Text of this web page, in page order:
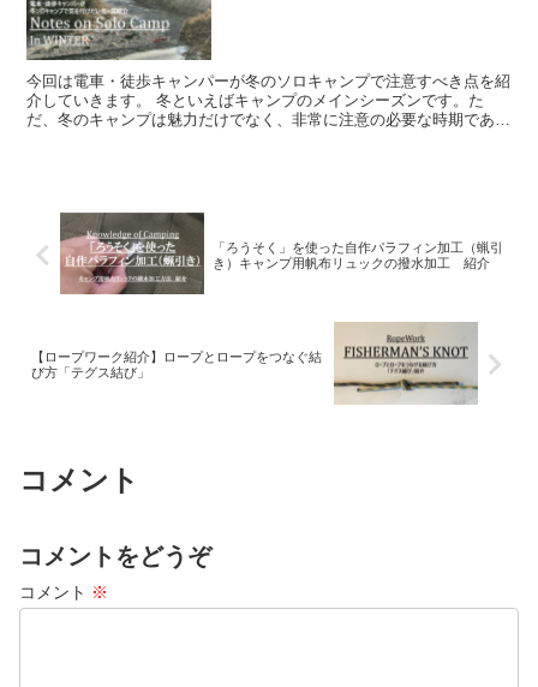
今回は電車・徒歩キャンパーが冬のソロキャンプで注意すべき点を紹
介していきます。 冬といえばキャンプのメインシーズンです。た
だ、冬のキャンプは魅力だけでなく、非常に注意の必要な時期であ
「ろうそく」を使った自作パラフィン加工（蝋引
き）キャンプ用帆布リュックの撥水加工 紹介
【ロープワーク紹介】ロープとロープをつなぐ結
び方「テグス結び」
コメント
コメントをどうぞ
コメント ※